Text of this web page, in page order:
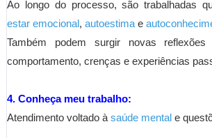
Ao longo do processo, são trabalhadas
estar emocional, autoestimae
Também podem surgir novas
comportamento, crenças e experiências
4. Conheça meu trabalho:
Atendimento voltado à saúde mentale